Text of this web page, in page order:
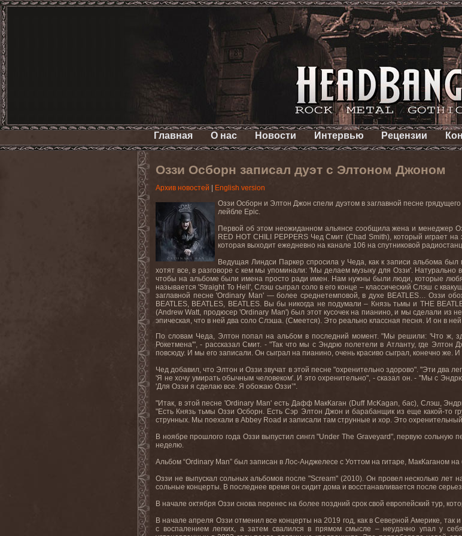
Главная О нас Новости Интервью Рецензии
Оззи Осборн записал дуэт с Элтоном Джоном
Архив новостей
English version
Оззи Осборн и Элтон Джон спели дуэтом в заглавной песне
лейбле Epic.
Первой об этом неожиданном альянсе сообщила жена и менеджер
RED HOT CHILI PEPPERS Чед Смит (Chad Smith), который играет на
которая выходит ежедневно на канале 106 на спутниковой
Ведущая Линдси Паркер спросила у Чеда, как к записи альбома был
хотят все, в разговоре с кем мы упоминали: 'Мы делаем музыку для Оззи'.
чтобы на альбоме были имена просто ради имен. Нам нужны были люди, которые
называется 'Straight To Hell ', Слэш сыграл соло в его конце – классический Слэш с
заглавной песне 'Ordinary Man' — более среднетемповой, в духе BEATLES… Оззи
BEATLES, BEATLES, BEATLES. Вы бы никогда не подумали – Князь тьмы и THE
(Andrew Watt, продюсер 'Ordinary Man') был этот кусочек на пианино, и мы сделали из
эпическая, что в ней два соло Слэша. (Смеется). Это реально классная песня. И он в
По словам Чеда, Элтон попал на альбом в последний момент. "Мы решили: 'Что ж,
Рокетмена'", - рассказал Смит. - "Так что мы с Эндрю полетели в Атланту, где
повсюду. И мы его записали. Он сыграл на пианино, очень красиво сыграл, конечно же. И
Чед добавил, что Элтон и Оззи звучат в этой песне "охренительно здорово". "Эти два
'Я не хочу умирать обычным человеком'. И это охренительно", - сказал он. - "Мы с
'Для Оззи я сделаю все. Я обожаю Оззи’''.
"Итак, в этой песне'Ordinary Man' есть Дафф МакКаган (Duff McKagan, бас), Слэш,
"Есть Князь тьмы Оззи Осборн. Есть Сэр Элтон Джон и барабанщик из еще какой-то
струнных. Мы поехали в Abbey Road и записали там струнные и хор. Это
В ноябре прошлого года Оззи выпустил сингл "Under The Graveyard", первую сольную
неделю.
Альбом “Ordinary Man” был записан в Лос-Анджелесе с Уоттом на гитаре, МакКаганом
Оззи не выпускал сольных альбомов после "Scream" (2010). Он провел несколько лет
сольные концерты. В последнее время он сидит дома и восстанавливается после
В начале октября Оззи снова перенес на более поздний срок свой европейский тур,
В начале апреля Оззи отменил все концерты на 2019 год, как в Северной Америке,
с воспалением легких, а затем свалился в прямом смысле – неудачно упал у